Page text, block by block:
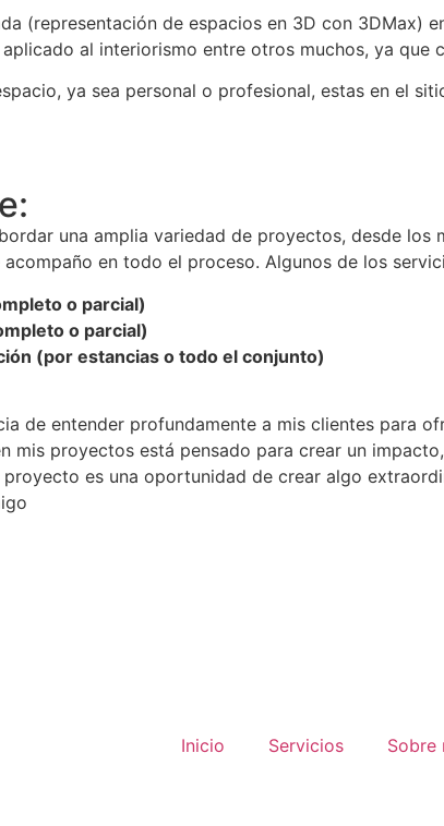
(representación de espacios en 3D con 3DMax)
al interiorismo entre otros muchos, ya
ya sea personal o profesional, estas en el
una amplia variedad de proyectos, desde
en todo el proceso. Algunos de los
o parcial)
o parcial)
(por estancias o todo el conjunto)
de entender profundamente a mis clientes para
mis proyectos está pensado para crear un
proyecto es una oportunidad de crear algo
Inicio Servicios Sobre